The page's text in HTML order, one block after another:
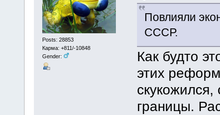
Posts: 28853
Карма: +811/-10848
Gender:
Повлияли
СССР.
Как будто
этих
границы.